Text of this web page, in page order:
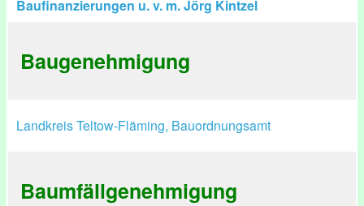
Baufinanzierungen u. v. m. Jörg Kintzel
Baugenehmigung
Landkreis Teltow-Fläming, Bauordnungsamt
Baumfällgenehmigung